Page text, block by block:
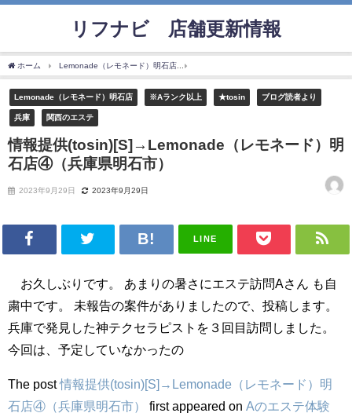
リフナビ®店舗更新情報
ホーム Lemonade（レモネード）明石店
Lemonade（レモネード）明石店 ※Aランク以上 ★tosin ブログ読者より
兵庫 関西のエステ
情報提供(tosin)[S]→Lemonade（レモネード）明
石店④（兵庫県明石市）
2023年9月29日 2023年9月29日
LINE
お久しぶりです。 あまりの暑さにエステ訪問Aさん も自
粛中です。 未報告の案件がありましたので、投稿します。
兵庫で発見した神テクセラピストを３回目訪問しました。
今回は、予定していなかったの
The post情報提供(tosin)[S]→Lemonade（レモネード）明
石店④（兵庫県明石市）
first appeared on Aのエステ体験